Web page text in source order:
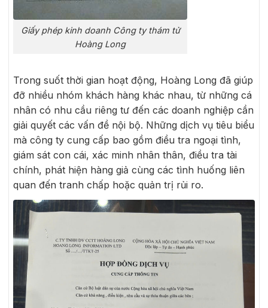
Giấy phép kinh doanh Công ty thám tử
Hoàng Long
Trong suốt thời gian hoạt động, Hoàng Long đã giúp
đỡ nhiều nhóm khách hàng khác nhau, từ những cá
nhân có nhu cầu riêng tư đến các doanh nghiệp cần
giải quyết các vấn đề nội bộ. Những dịch vụ tiêu biểu
mà công ty cung cấp bao gồm điều tra ngoại tình,
giám sát con cái, xác minh nhân thân, điều tra tài
chính, phát hiện hàng giả cùng các tình huống liên
quan đến tranh chấp hoặc quản trị rủi ro.